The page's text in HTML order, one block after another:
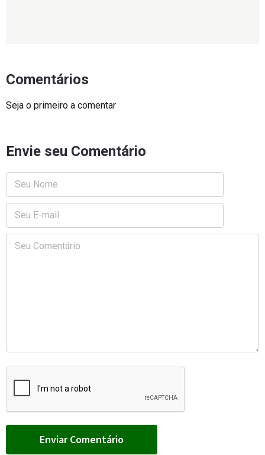
Comentários
Seja o primeiro a comentar
Envie seu Comentário